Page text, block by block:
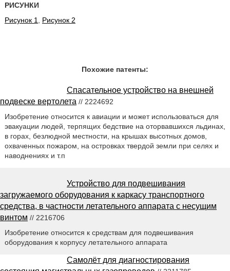
РИСУНКИ
Рисунок 1
Рисунок 2
Похожие патенты:
Спасательное устройство на внешней
подвеске вертолета // 2224692
Изобретение относится к авиации и может использоваться для
эвакуации людей, терпящих бедствие на оторвавшихся льдинах,
в горах, безлюдной местности, на крышах высотных домов,
охваченных пожаром, на островках твердой земли при селях и
наводнениях и т.п
Устройство для подвешивания
загружаемого оборудования к каркасу транспортного
средства, в частности летательного аппарата с несущим
винтом // 2216706
Изобретение относится к средствам для подвешивания
оборудования к корпусу летательного аппарата
Самолёт для диагностирования